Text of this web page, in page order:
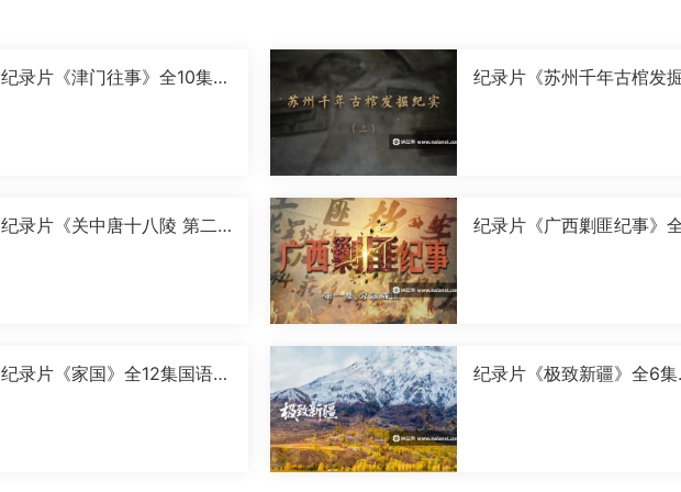
纪录片《津门往事》全10集国
纪录片《苏州千年古棺发
纪录片《关中唐十八陵 第二
纪录片《广西剿匪纪事》
纪录片《家国》全12集国语中
纪录片《极致新疆》全6集